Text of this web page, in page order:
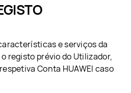
e serviços da
registo prévio do Utilizador,
Conta HUAWEI caso